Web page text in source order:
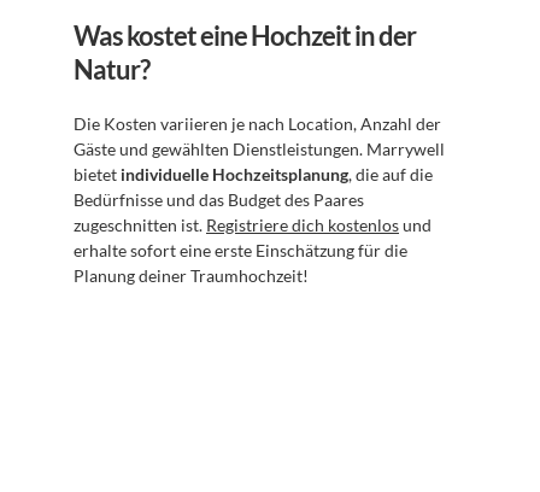
Was kostet eine Hochzeit in der
Natur?
Die Kosten variieren je nach Location, Anzahl der
Gäste und gewählten Dienstleistungen. Marrywell
bietet individuelle Hochzeitsplanung, die auf die
Bedürfnisse und das Budget des Paares
zugeschnitten ist. Registriere dich kostenlos und
erhalte sofort eine erste Einschätzung für die
Planung deiner Traumhochzeit!